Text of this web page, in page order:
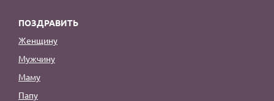
ПОЗДРАВИТЬ
Женщину
Мужчину
Маму
Папу